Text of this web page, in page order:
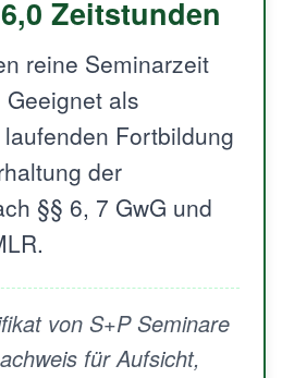
Zeitstunden
reine Seminarzeit
als
Fortbildung
der
§§ 6, 7 GwG und
von S+P Seminare
für Aufsicht,